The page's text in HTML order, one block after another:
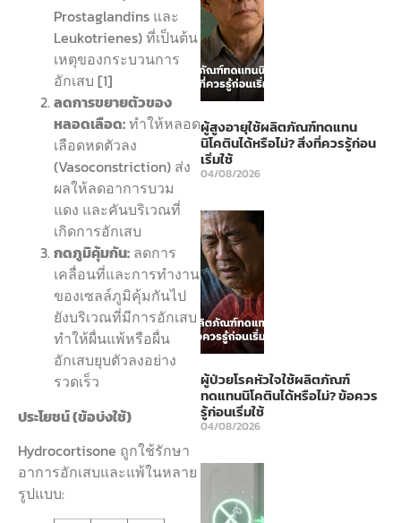
Prostaglandins และ
Leukotrienes) ที่เป็นต้น
เหตุของกระบวนการ
อักเสบ [1]
ลดการขยายตัวของ
หลอดเลือด:ทำให้หลอด
เลือดหดตัวลง
(Vasoconstriction) ส่ง
ผลให้ลดอาการบวม
แดง และคันบริเวณที่
เกิดการอักเสบ
กดภูมิคุ้มกัน: ลดการ
เคลื่อนที่และการทำงาน
ของเซลล์ภูมิคุ้มกันไป
ยังบริเวณที่มีการอักเสบ
ทำให้ผื่นแพ้หรือผื่น
อักเสบยุบตัวลงอย่าง
รวดเร็ว
ประโยชน์ (ข้อบ่งใช้)
Hydrocortisone ถูกใช้รักษา
อาการอักเสบและแพ้ในหลาย
รูปแบบ:
ผู้สูงอายุใช้ผลิตภัณฑ์ทดแทน
นิโคตินได้หรือไม่? สิ่งที่ควรรู้ก่อน
เริ่มใช้
04/08/2026
ผู้ป่วยโรคหัวใจใช้ผลิตภัณฑ์
ทดแทนนิโคตินได้หรือไม่? ข้อควร
รู้ก่อนเริ่มใช้
04/08/2026